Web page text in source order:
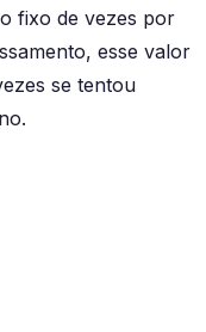
fixo de vezes por
esse valor
se tentou